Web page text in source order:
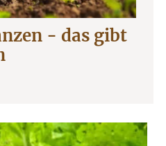
- das gibt